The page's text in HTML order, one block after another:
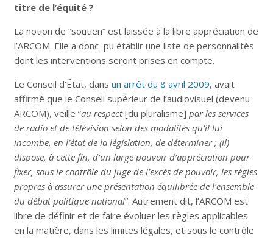
titre de l’équité ?
La notion de “soutien” est laissée à la libre appréciation de
l’ARCOM. Elle a donc pu établir une liste de personnalités
dont les interventions seront prises en compte.
Le Conseil d’État, dans un arrêt du 8 avril 2009, avait
affirmé que le Conseil supérieur de l’audiovisuel (devenu
ARCOM), veille ”au respect[du pluralisme] par les services
de radio et de télévision selon des modalités qu’il lui
incombe, en l’état de la législation, de déterminer ; (il)
dispose, à cette fin, d’un large pouvoir d’appréciation pour
fixer, sous le contrôle du juge de l’excès de pouvoir, les règles
propres à assurer une présentation équilibrée de l’ensemble
du débat politique national”. Autrement dit, l’ARCOM est
libre de définir et de faire évoluer les règles applicables
en la matière, dans les limites légales, et sous le contrôle